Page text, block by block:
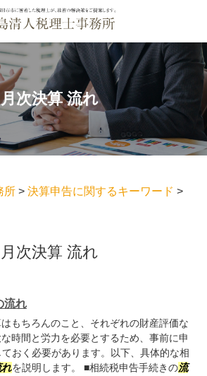
月次決算 流れ
所 > 決算申告に関するキーワード >
月次決算 流れ
流れ
もちろんのこと、それぞれの財産評価な
時間と労力を必要とするため、事前に申
ておく必要があります。以下、具体的な相
れを説明します。 ■相続税申告手続きの流